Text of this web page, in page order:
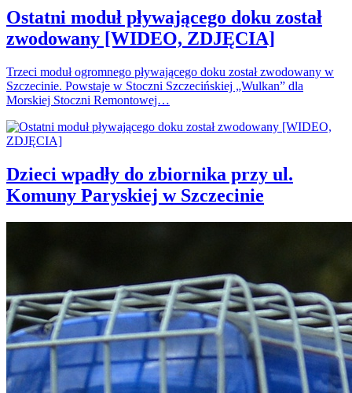
Ostatni moduł pływającego doku został
zwodowany [WIDEO, ZDJĘCIA]
Trzeci moduł ogromnego pływającego doku został zwodowany w
Szczecinie. Powstaje w Stoczni Szczecińskiej „Wulkan” dla
Morskiej Stoczni Remontowej…
Dzieci wpadły do zbiornika przy ul.
Komuny Paryskiej w Szczecinie